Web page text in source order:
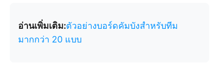
อ่านเพิ่มเติม:ตัวอย่างบอร์ดคัมบังสำหรับทีม
มากกว่า 20 แบบ